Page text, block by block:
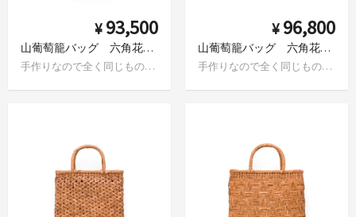
¥ 93,500
山葡萄籠バッグ 六角花編み
手作りなので全く同じものはありません
¥ 96,800
山葡萄籠バッグ 六角花編み かぶせ蓋
手作りなので全く同じものはありません